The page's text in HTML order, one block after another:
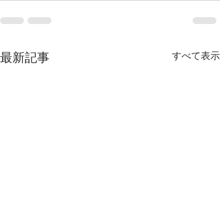
最新記事 すべて表示